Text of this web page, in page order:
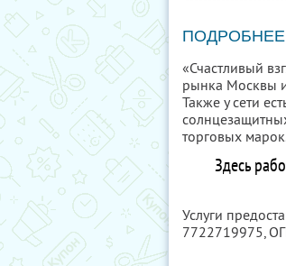
«Счастливый
рынка Москвы
Также у сети
торговых
Здесь
Услуги
7722719975,